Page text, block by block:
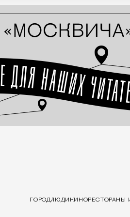
ГОРОДЛЮДИ КИНОРЕСТОРАНЫ